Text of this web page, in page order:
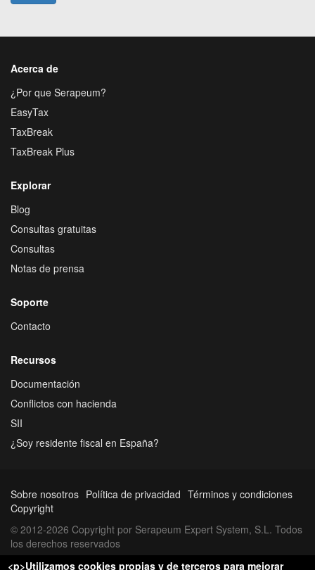
Acerca de
¿Por que Serapeum?
EasyTax
TaxBreak
TaxBreak Plus
Explorar
Blog
Consultas gratuitas
Consultas
Notas de prensa
Soporte
Contacto
Recursos
Documentación
Conflictos con hacienda
SII
¿Soy residente fiscal en España?
Sobre nosotros Política de privacidad Términos y condiciones
Copyright
© 2012-2026 Copyright por Serapeum Expert System, S.L. Todos
los derechos reservados
<p>Utilizamos cookies propias y de terceros para mejorar